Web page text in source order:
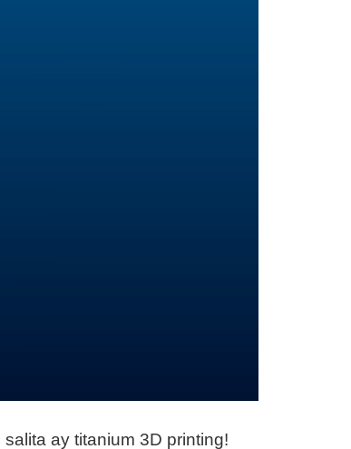
ay titanium 3D printing!